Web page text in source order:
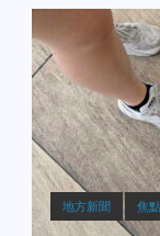
地方新聞 焦